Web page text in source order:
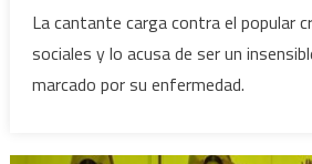
La cantante carga contra el popular
sociales y lo acusa de ser un
marcado por su enfermedad.